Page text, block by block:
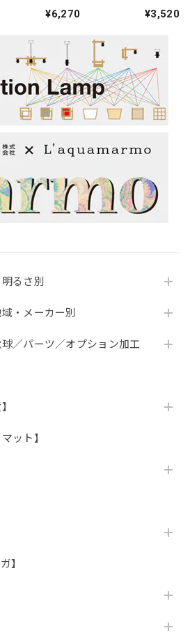
るさ別
・メーカー別
球／パーツ／オプション加工
ット】
】
¥6,270
「本を読むムーミ
ントロール」
¥3,520